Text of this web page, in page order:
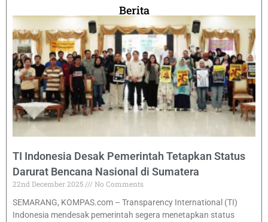
Berita
TI Indonesia Desak Pemerintah Tetapkan Status
Darurat Bencana Nasional di Sumatera
22nd December 2025
No Comments
SEMARANG, KOMPAS.com – Transparency International (TI)
Indonesia mendesak pemerintah segera menetapkan status